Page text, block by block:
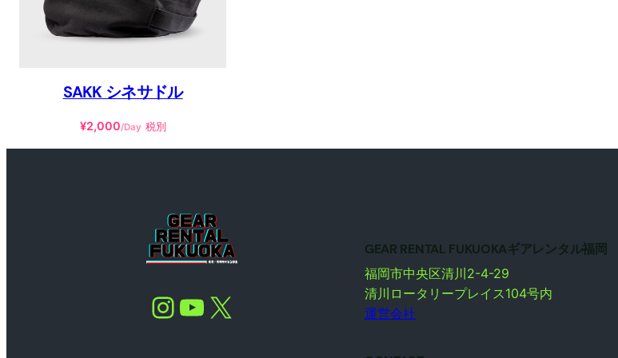
SAKK シネサドル
¥2,000/Day 税別
Instagram YouTube X
GEAR RENTAL FUKUOKAギアレンタル福岡
福岡市中央区清川2-4-29
清川ロータリープレイス104号内
運営会社